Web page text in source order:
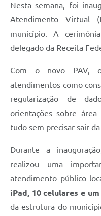
Nesta semana, foi
Atendimento Virtual
município. A
delegado da Receita
Com o novo PAV,
atendimentos como
regularização de
orientações sobre
tudo sem precisar sair
Durante a
realizou uma
atendimento público
iPad, 10 celulares e
da estrutura do